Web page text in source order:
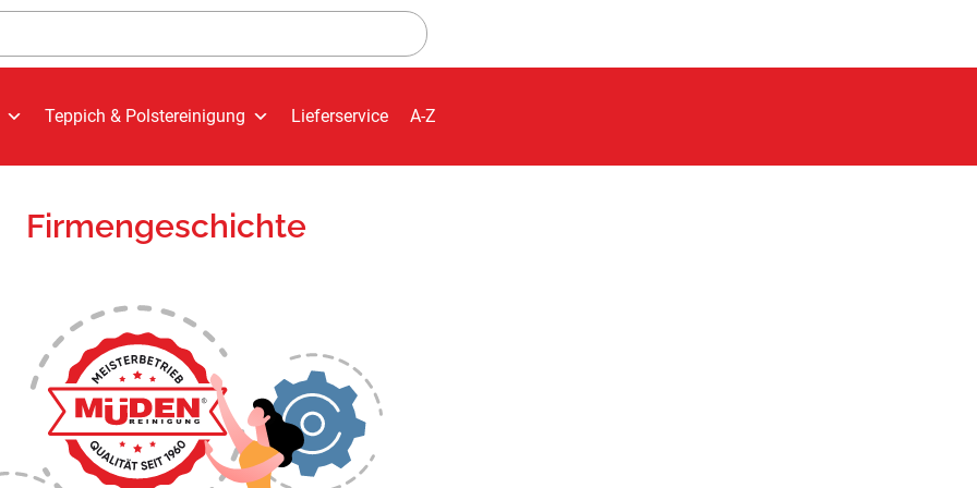
Teppich & Polstereinigung Lieferservice A-Z
Firmengeschichte